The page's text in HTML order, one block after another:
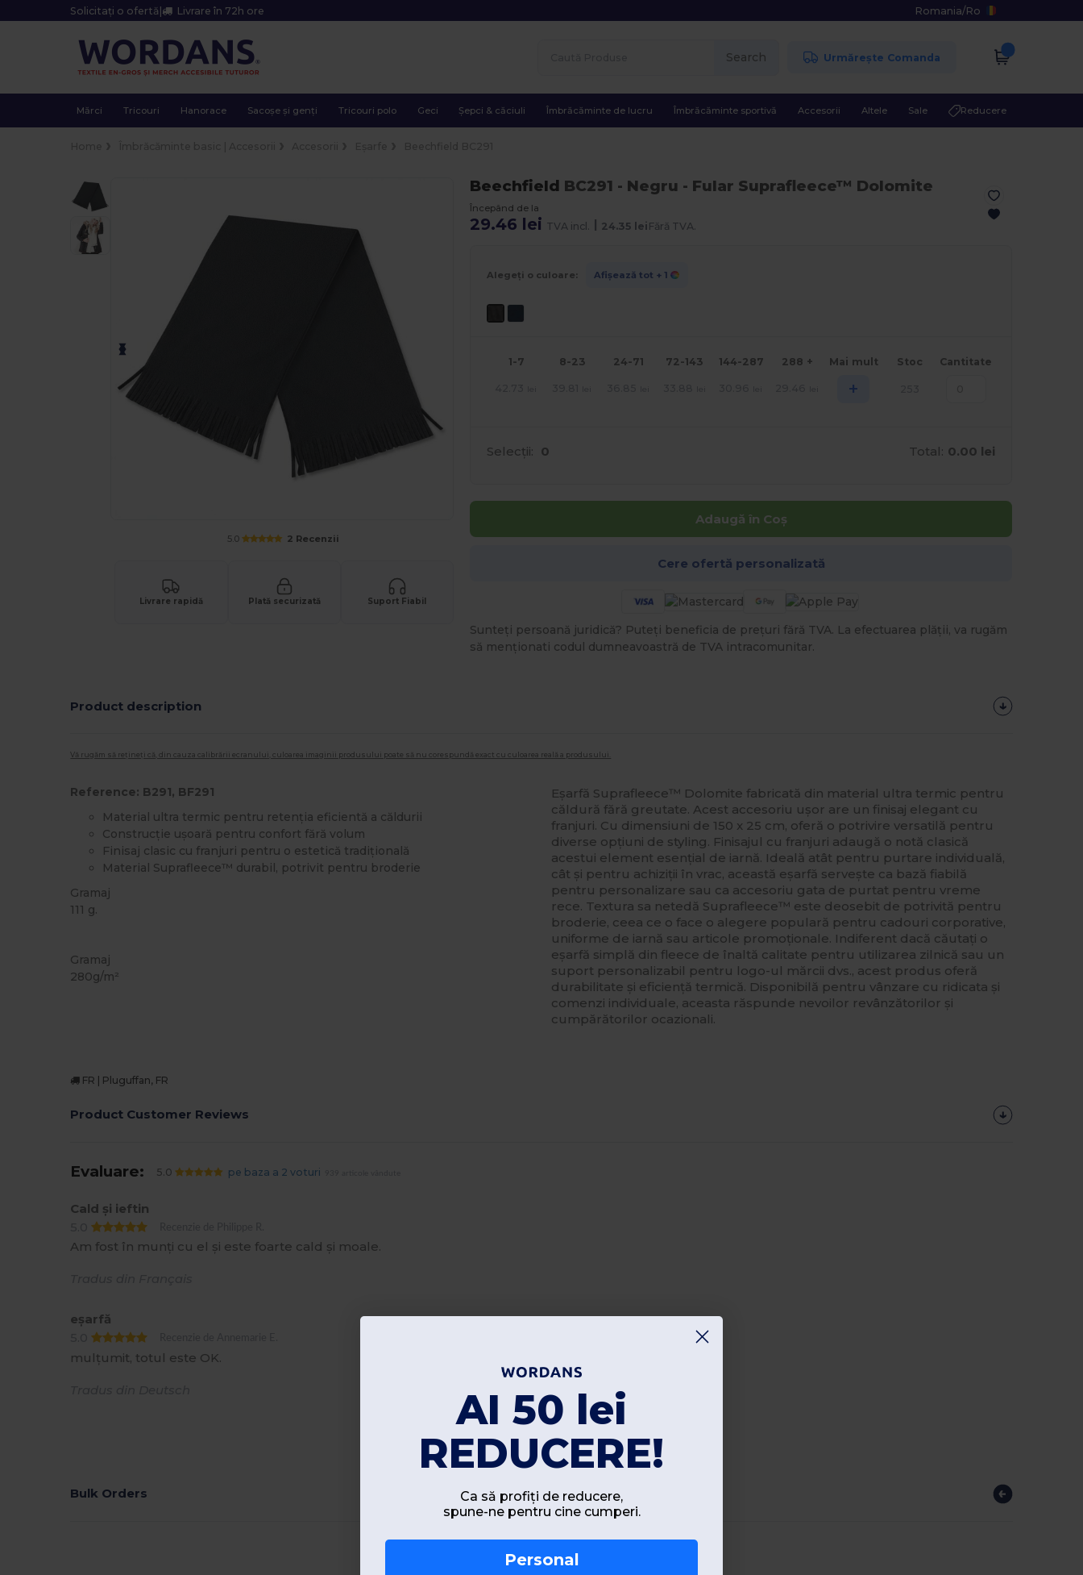
Solicitați o ofertă | Livrare în 72h ore Romania/Ro
Search Urmărește Comanda
Mărci Tricouri Hanorace Sacoșe și genți Tricouri polo Geci Șepci & căciuli Îmbrăcăminte de lucru Îmbrăcăminte sportivă Accesorii Altele Sale Reducere
5.0 2 Recenzii
Livrare rapidă Plată securizată Suport Fiabil
Beechfield BC291 - Negru - Fular Suprafleece™ Dolomite
Începând de la
29.46 lei TVA incl. | 24.35 lei Fără TVA.
Alegeți o culoare: Afișează tot + 1
1-7 8-23 24-71 72-143 144-287 288 + Mai mult Stoc Cantitate
+
Selecții: 0 Total: 0.00 lei
Adaugă în Coș
Cere ofertă personalizată
Sunteți persoană juridică? Puteți beneficia de prețuri fără TVA. La efectuarea plății, va rugăm
să menționati codul dumneavoastră de TVA intracomunitar.
Product description
Vă rugăm să rețineți că, din cauza calibrării ecranului, culoarea imaginii produsului poate să nu corespundă exact cu culoarea reală a produsului.
Reference: B291, BF291
Material ultra termic pentru retenția eficientă a căldurii
Construcție ușoară pentru confort fără volum
Finisaj clasic cu franjuri pentru o estetică tradițională
Material Suprafleece™ durabil, potrivit pentru broderie
Gramaj
111 g.
Gramaj
280g/m²
Eșarfă Suprafleece™ Dolomite fabricată din material ultra termic pentru
căldură fără greutate. Acest accesoriu ușor are un finisaj elegant cu
franjuri. Cu dimensiuni de 150 x 25 cm, oferă o potrivire versatilă pentru
diverse opțiuni de styling. Finisajul cu franjuri adaugă o notă clasică
acestui element esențial de iarnă. Ideală atât pentru purtare individuală,
cât și pentru achiziții în vrac, această eșarfă servește ca bază fiabilă
pentru personalizare sau ca accesoriu gata de purtat pentru vreme
rece. Textura sa netedă Suprafleece™ este deosebit de potrivită pentru
broderie, ceea ce o face o alegere populară pentru cadouri corporative,
uniforme de iarnă sau articole promoționale. Indiferent dacă căutați o
eșarfă simplă din fleece de înaltă calitate pentru utilizarea zilnică sau un
suport personalizabil pentru logo-ul mărcii dvs., acest produs oferă
durabilitate și eficiență termică. Disponibilă pentru vânzare cu ridicata și
comenzi individuale, aceasta răspunde nevoilor revânzătorilor și
cumpărătorilor ocazionali.
FR | Pluguffan, FR
Product Customer Reviews
Evaluare: 5.0 pe baza a 2 voturi
Cald și ieftin
5.0
Am fost în munți cu el și este foarte cald și moale.
eșarfă
5.0
mulțumit, totul este OK.
Adaugă o recenzie
Bulk Orders
AI 50 lei
REDUCERE!
Ca să profiți de reducere,
spune-ne pentru cine cumperi.
Personal